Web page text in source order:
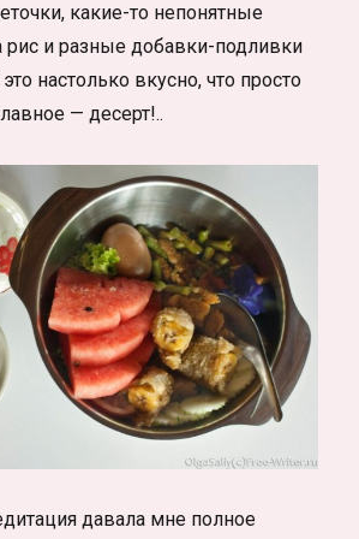
какие-то непонятные
рис и разные добавки-подливки
настолько вкусно, что просто
— десерт!..
давала мне полное